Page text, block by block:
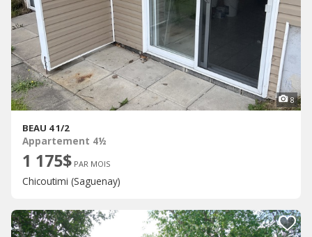
8
BEAU 4 1/2
Appartement 4½
1 175$ PAR MOIS
Chicoutimi (Saguenay)